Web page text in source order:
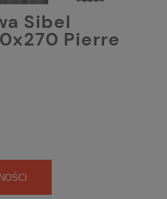
Sibel
Pierre